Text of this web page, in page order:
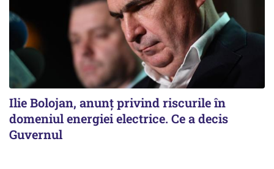
Ilie Bolojan, anunț privind riscurile în
domeniul energiei electrice. Ce a decis
Guvernul